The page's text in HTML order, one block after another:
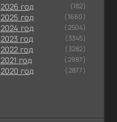
2026 год (182)
2025 год (1660)
2024 год (2504)
2023 год (3345)
2022 год (3282)
2021 год (2987)
2020 год (2877)